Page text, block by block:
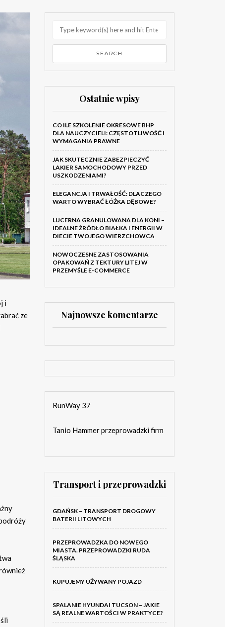
i
ze
Ostatnie wpisy
CO ILE SZKOLENIE OKRESOWE BHP
DLA NAUCZYCIELI: CZĘSTOTLIWOŚĆ I
WYMAGANIA PRAWNE
JAK SKUTECZNIE ZABEZPIECZYĆ
LAKIER SAMOCHODOWY PRZED
USZKODZENIAMI?
ELEGANCJA I TRWAŁOŚĆ: DLACZEGO
WARTO WYBRAĆ ŁÓŻKA DĘBOWE?
LUCERNA GRANULOWANA DLA KONI –
IDEALNE ŹRÓDŁO BIAŁKA I ENERGII W
DIECIE TWOJEGO WIERZCHOWCA
NOWOCZESNE ZASTOSOWANIA
OPAKOWAŃ Z TEKTURY LITEJ W
PRZEMYŚLE E-COMMERCE
Najnowsze komentarze
RunWay 37
Tanio Hammer przeprowadzki firm
Transport i przeprowadzki
GDAŃSK – TRANSPORT DROGOWY
BATERII LITOWYCH
PRZEPROWADZKA DO NOWEGO
MIASTA. PRZEPROWADZKI RUDA
ŚLĄSKA
KUPUJEMY UŻYWANY POJAZD
SPALANIE HYUNDAI TUCSON – JAKIE
SĄ REALNE WARTOŚCI W PRAKTYCE?